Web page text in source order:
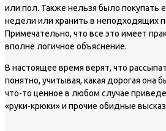
или пол. Также нельзя было покупать
недели или хранить в неподходящих
Примечательно, что все это имеет
вполне логичное объяснение.
В настоящее время верят, что
понятно, учитывая, какая дорогая она
что-то ценное в любом случае
«руки-крюки» и прочие обидные